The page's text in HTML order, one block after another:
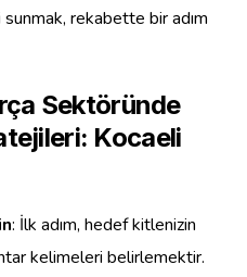
sunmak, rekabette bir adım
Sektöründe
Kocaeli
: İlk adım, hedef kitlenizin
kelimeleri belirlemektir.